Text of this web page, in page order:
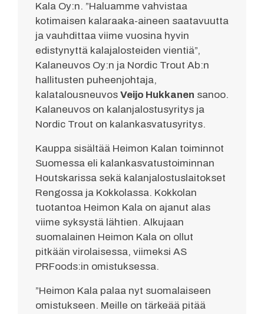
Kala Oy:n. ”Haluamme vahvistaa
kotimaisen kalaraaka-aineen saatavuutta
ja vauhdittaa viime vuosina hyvin
edistynyttä kalajalosteiden vientiä”,
Kalaneuvos Oy:n ja Nordic Trout Ab:n
hallitusten puheenjohtaja,
kalatalousneuvos Veijo Hukkanen sanoo.
Kalaneuvos on kalanjalostusyritys ja
Nordic Trout on kalankasvatusyritys.
Kauppa sisältää Heimon Kalan toiminnot
Suomessa eli kalankasvatustoiminnan
Houtskarissa sekä kalanjalostuslaitokset
Rengossa ja Kokkolassa. Kokkolan
tuotantoa Heimon Kala on ajanut alas
viime syksystä lähtien. Alkujaan
suomalainen Heimon Kala on ollut
pitkään virolaisessa, viimeksi AS
PRFoods:in omistuksessa.
”Heimon Kala palaa nyt suomalaiseen
omistukseen. Meille on tärkeää pitää